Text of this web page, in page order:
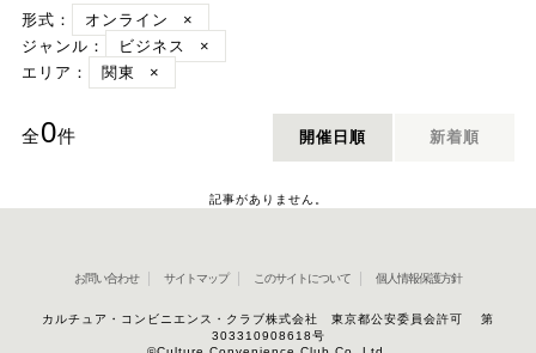
形式：
オンライン
×
ジャンル：
ビジネス
×
エリア：
関東 ×
全0件 開催日順 新着順
記事がありません。
お問い合わせ サイトマップ このサイトについて 個人情報保護方針
カルチュア・コンビニエンス・クラブ株式会社 東京都公安委員会許可 第
303310908618号